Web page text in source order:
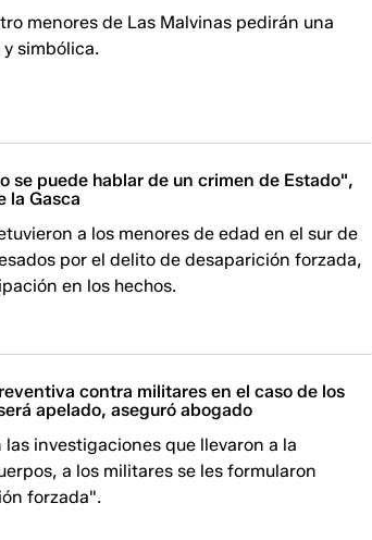
menores de Las Malvinas pedirán una
simbólica.
se puede hablar de un crimen de Estado",
la Gasca
a los menores de edad en el sur de
por el delito de desaparición forzada,
en los hechos.
contra militares en el caso de los
apelado, aseguró abogado
investigaciones que llevaron a la
a los militares se les formularon
forzada".